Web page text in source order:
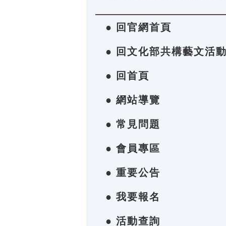
● 回官網首頁
● 回文化部共構藝文活
● 回首頁
● 網站導覽
● 常見問題
● 會員專區
● 重要公告
● 我要報名
● 活動查詢